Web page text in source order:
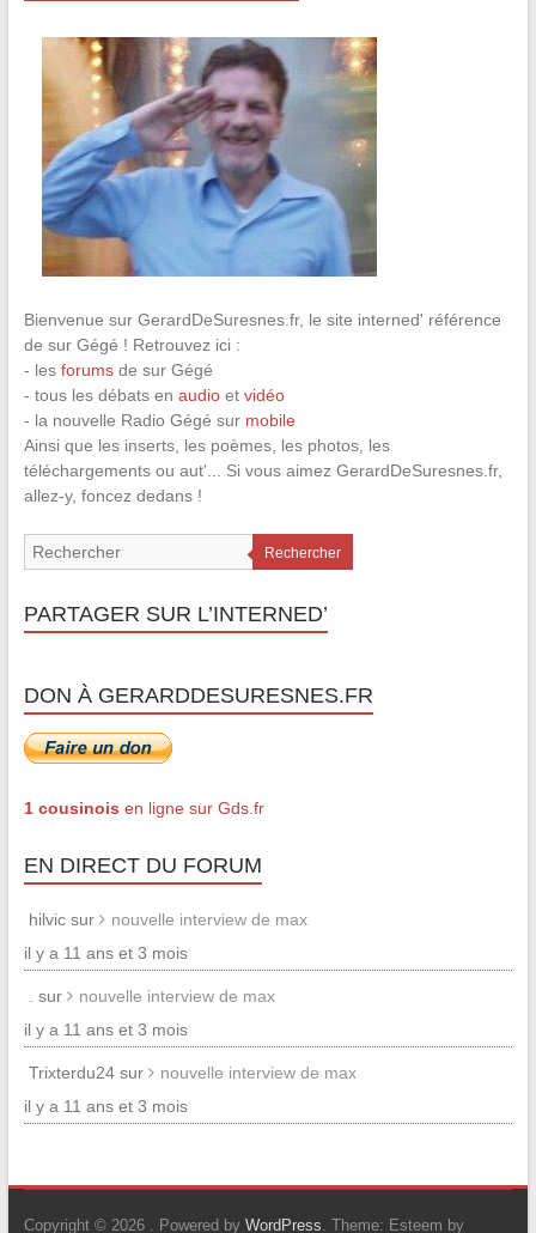
Bienvenue sur GerardDeSuresnes.fr, le site interned' référence
de sur Gégé ! Retrouvez ici :
- les forumsde sur Gégé
- tous les débats en audioet vidéo
- la nouvelle Radio Gégé sur mobile
Ainsi que les inserts, les poèmes, les photos, les
téléchargements ou aut'... Si vous aimez GerardDeSuresnes.fr,
allez-y, foncez dedans !
Rechercher
PARTAGER SUR L’INTERNED’
DON À GERARDDESURESNES.FR
1 cousinois en ligne sur Gds.fr
EN DIRECT DU FORUM
hilvic sur
nouvelle interview de max
il y a 11 ans et 3 mois
. sur
nouvelle interview de max
il y a 11 ans et 3 mois
Trixterdu24 sur
nouvelle interview de max
il y a 11 ans et 3 mois
Copyright © 2026 . Powered by WordPress. Theme: Esteem by